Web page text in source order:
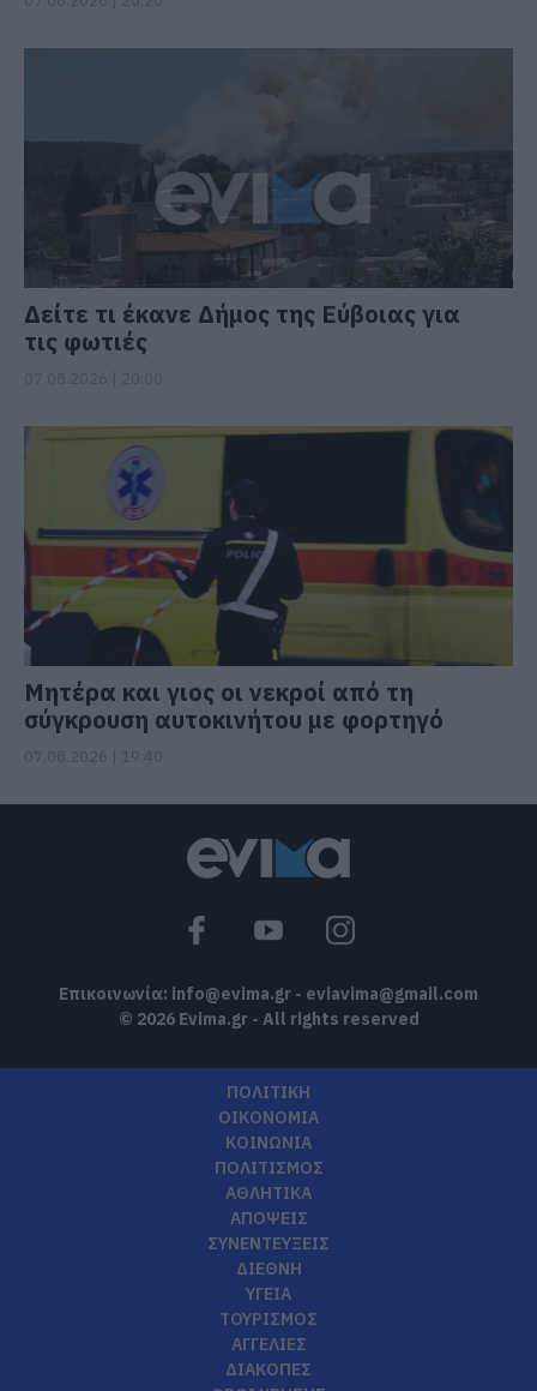
Δείτε τι έκανε Δήμος της Εύβοιας για
τις φωτιές
Μητέρα και γιος οι νεκροί από τη
σύγκρουση αυτοκινήτου με φορτηγό
Επικοινωνία: info@evima.gr - eviavima@gmail.com
© 2026 Evima.gr - All rights reserved
ΠΟΛΙΤΙΚΗ
ΟΙΚΟΝΟΜΙΑ
ΚΟΙΝΩΝΙΑ
ΠΟΛΙΤΙΣΜΟΣ
ΑΘΛΗΤΙΚΑ
ΑΠΟΨΕΙΣ
ΣΥΝΕΝΤΕΥΞΕΙΣ
ΔΙΕΘΝΗ
ΥΓΕΙΑ
ΤΟΥΡΙΣΜΟΣ
ΑΓΓΕΛΙΕΣ
ΔΙΑΚΟΠΕΣ